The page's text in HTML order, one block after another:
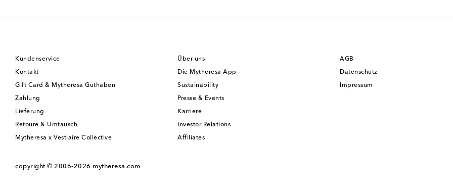
Kundenservice
Kontakt
Gift Card & Mytheresa Guthaben
Zahlung
Lieferung
Retoure & Umtausch
Mytheresa x Vestiaire Collective
Über uns
Die Mytheresa App
Sustainability
Presse & Events
Karriere
Investor Relations
Affiliates
AGB
Datenschutz
Impressum
copyright © 2006-2026 mytheresa.com